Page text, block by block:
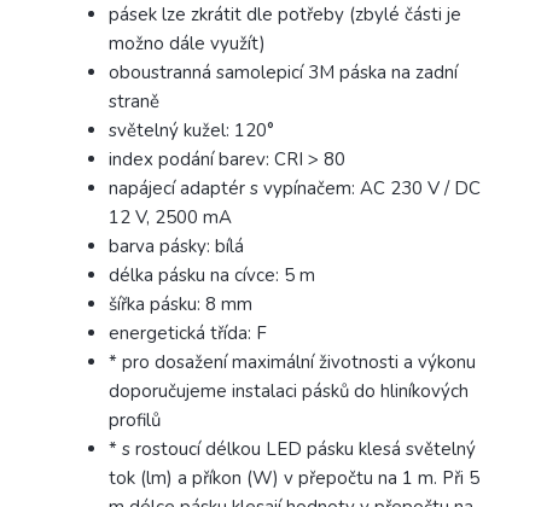
pásek lze zkrátit dle potřeby (zbylé části je
možno dále využít)
oboustranná samolepicí 3M páska na zadní
straně
světelný kužel: 120°
index podání barev: CRI > 80
napájecí adaptér s vypínačem: AC 230 V / DC
12 V, 2500 mA
barva pásky: bílá
délka pásku na cívce: 5 m
šířka pásku: 8 mm
energetická třída: F
* pro dosažení maximální životnosti a výkonu
doporučujeme instalaci pásků do hliníkových
profilů
* s rostoucí délkou LED pásku klesá světelný
tok (lm) a příkon (W) v přepočtu na 1 m. Při 5